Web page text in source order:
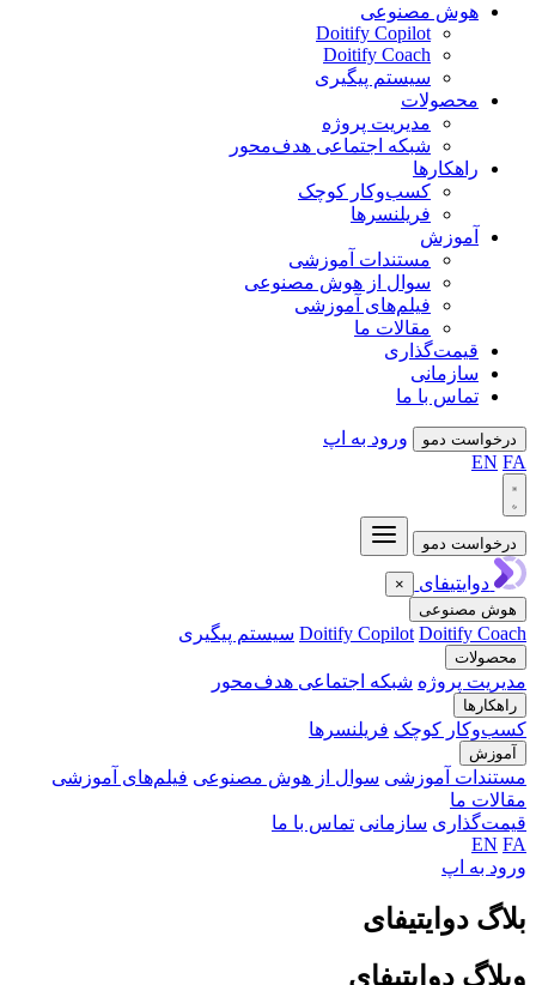
مصنوعی
Doitify Copilot
Doitify Coach
سیستم پیگیری
مدیریت پروژه
شبکه اجتماعی هدف‌محور
کسب‌وکار کوچک
فریلنسرها
مستندات آموزشی
سوال از هوش مصنوعی
فیلم‌های آموزشی
مقالات ما
با ما
دمو ورود به اپ
دمو
×
Doitify Copilot سیستم پیگیری
شبکه اجتماعی هدف‌محور
کوچک فریلنسرها
آموزشی سوال از هوش مصنوعی فیلم‌های آموزشی
سازمانی تماس با ما
اپ